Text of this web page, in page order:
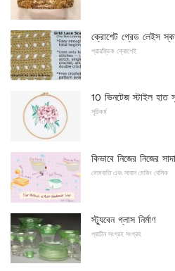
ক্রোশেট গ্রেড লেইস
প্রারম্ভিক ক্রোশেই
10 ভিনটেজ স্টাইল হাত
সূচিকর্ম
কিভাবে নিজের নিজের
মোমবাতি এবং সাবান মেকিং বেসিক
স্ট্যুবেন গ্লাস নির্মাণ
প্রাচীন সংগ্রহ সংগ্রহ